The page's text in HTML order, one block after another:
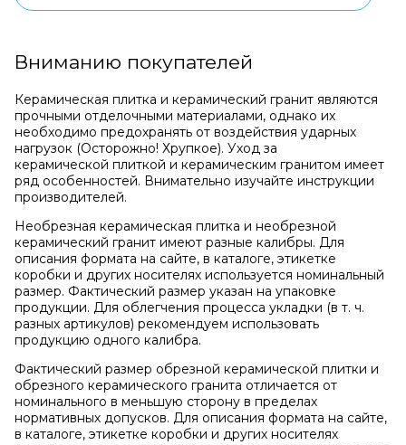
Вниманию покупателей
Керамическая плитка и керамический гранит являются
прочными отделочными материалами, однако их
необходимо предохранять от воздействия ударных
нагрузок (Осторожно! Хрупкое). Уход за
керамической плиткой и керамическим гранитом имеет
ряд особенностей. Внимательно изучайте инструкции
производителей.
Необрезная керамическая плитка и необрезной
керамический гранит имеют разные калибры. Для
описания формата на сайте, в каталоге, этикетке
коробки и других носителях используется номинальный
размер. Фактический размер указан на упаковке
продукции. Для облегчения процесса укладки (в т. ч.
разных артикулов) рекомендуем использовать
продукцию одного калибра.
Фактический размер обрезной керамической плитки и
обрезного керамического гранита отличается от
номинального в меньшую сторону в пределах
нормативных допусков. Для описания формата на сайте,
в каталоге, этикетке коробки и других носителях